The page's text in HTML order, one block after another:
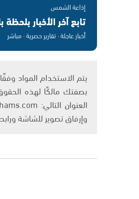
إذاعة الشمس
تابع آخر الأخبار
أخبار عاجلة · تقارير حصرية · مباشر
بصفتك مالكًا لهذه
وإرفاق تصوير للشاشة